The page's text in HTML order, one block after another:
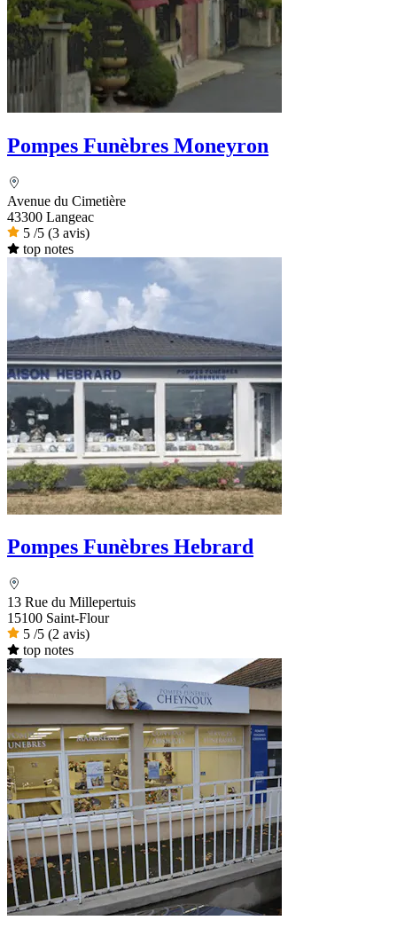
Pompes Funèbres Moneyron
Avenue du Cimetière
43300 Langeac
5 /5 (3 avis)
top notes
Pompes Funèbres Hebrard
13 Rue du Millepertuis
15100 Saint-Flour
5 /5 (2 avis)
top notes